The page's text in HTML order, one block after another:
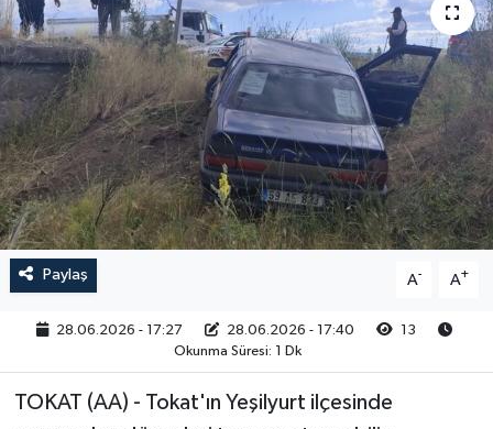
Paylaş A- A+
28.06.2026 - 17:27 28.06.2026 - 17:40
13
Okunma Süresi: 1 Dk
TOKAT (AA) - Tokat'ın Yeşilyurt ilçesinde
YAŞAM
RESMİ İLAN
Haber Arşivi